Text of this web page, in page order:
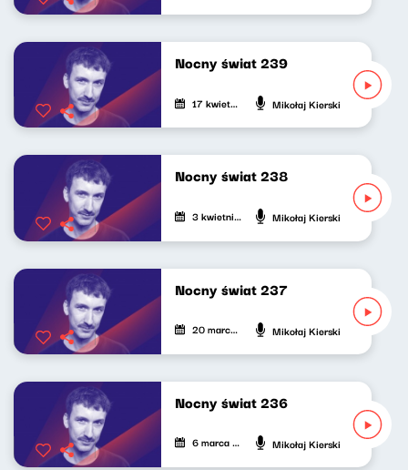
Nocny świat 239
17 kwietnia 2026 Mikołaj Kierski
Nocny świat 238
3 kwietnia 2026 Mikołaj Kierski
Nocny świat 237
20 marca 2026 Mikołaj Kierski
Nocny świat 236
6 marca 2026 Mikołaj Kierski